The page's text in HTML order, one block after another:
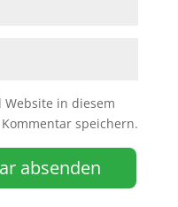
Website in diesem
speichern.